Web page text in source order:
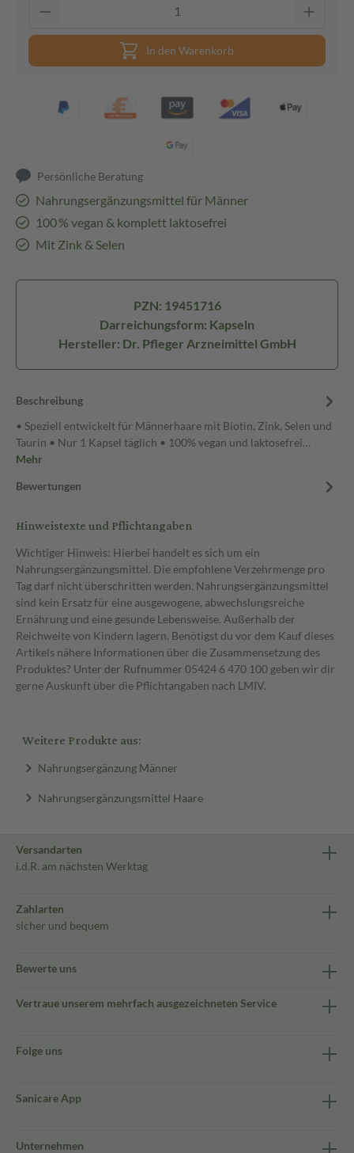
In den Warenkorb
Persönliche Beratung
Nahrungsergänzungsmittel für Männer
100 % vegan & komplett laktosefrei
Mit Zink & Selen
PZN: 19451716
Darreichungsform: Kapseln
Hersteller: Dr. Pfleger Arzneimittel GmbH
Beschreibung
• Speziell entwickelt für Männerhaare mit Biotin, Zink, Selen und
Taurin • Nur 1 Kapsel täglich • 100% vegan und laktosefrei…
Mehr
Bewertungen
Hinweistexte und Pflichtangaben
Wichtiger Hinweis: Hierbei handelt es sich um ein
Nahrungsergänzungsmittel. Die empfohlene Verzehrmenge pro
Tag darf nicht überschritten werden. Nahrungsergänzungsmittel
sind kein Ersatz für eine ausgewogene, abwechslungsreiche
Ernährung und eine gesunde Lebensweise. Außerhalb der
Reichweite von Kindern lagern. Benötigst du vor dem Kauf dieses
Artikels nähere Informationen über die Zusammensetzung des
Produktes? Unter der Rufnummer 05424 6 470 100 geben wir dir
gerne Auskunft über die Pflichtangaben nach LMIV.
Weitere Produkte aus:
Nahrungsergänzung Männer
Nahrungsergänzungsmittel Haare
Versandarten
i.d.R. am nächsten Werktag
Zahlarten
sicher und bequem
Bewerte uns
Vertraue unserem mehrfach ausgezeichneten Service
Folge uns
Sanicare App
Unternehmen